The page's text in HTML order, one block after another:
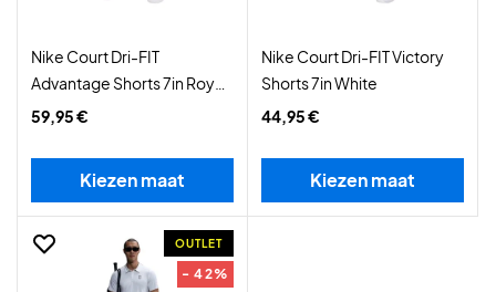
Nike Court Dri-FIT
Advantage Shorts 7in Royal
Pulse
59,95 €
Kiezen maat
Nike Court Dri-FIT Victory
Shorts 7in White
44,95 €
Kiezen maat
OUTLET
- 42%